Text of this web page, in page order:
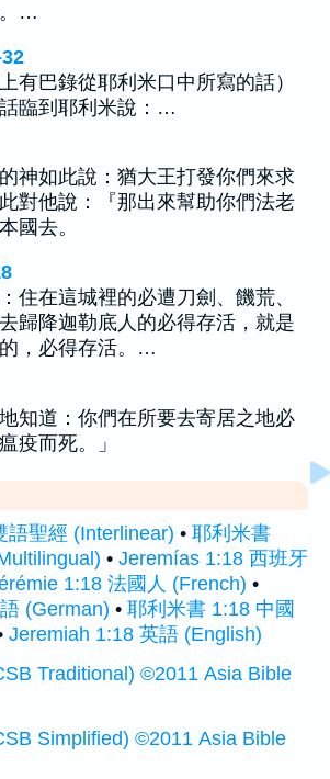
。…
有巴錄從耶利米口中所寫的話）
臨到耶利米說：…
神如此說：猶大王打發你們來求
對他說：『那出來幫助你們法老
國去。
住在這城裡的必遭刀劍、饑荒、
歸降迦勒底人的必得存活，就是
，必得存活。…
知道：你們在所要去寄居之地必
疫而死。」
語聖經 (Interlinear) • 耶利米書
• Jeremías 1:18 西班牙
1:18 法國人 (French) •
(German) • 耶利米書 1:18 中國
Jeremiah 1:18 英語 (English)
Traditional) ©2011 Asia Bible
Simplified) ©2011 Asia Bible